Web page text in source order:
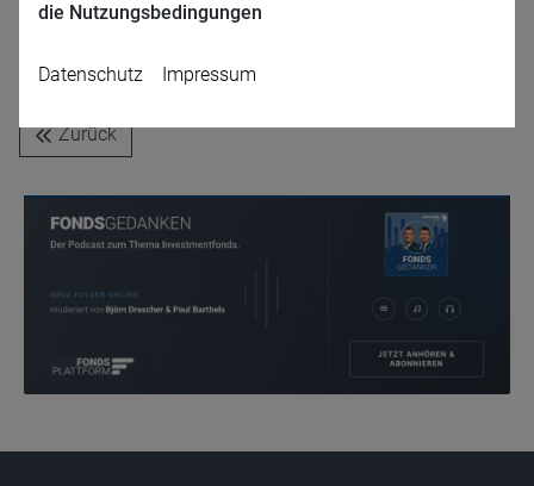
Zurück
die Nutzungsbedingungen
Datenschutz Impressum
Name
CPref
Ablauf
1 Jahr